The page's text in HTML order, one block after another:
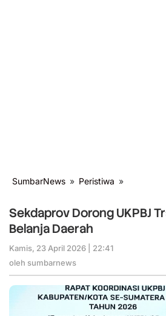
SumbarNews » Peristiwa »
UKPBJ
Sekdaprov Dorong UKPBJ
Belanja Daerah
Kamis, 23 April 2026 | 22:41
oleh sumbarnews